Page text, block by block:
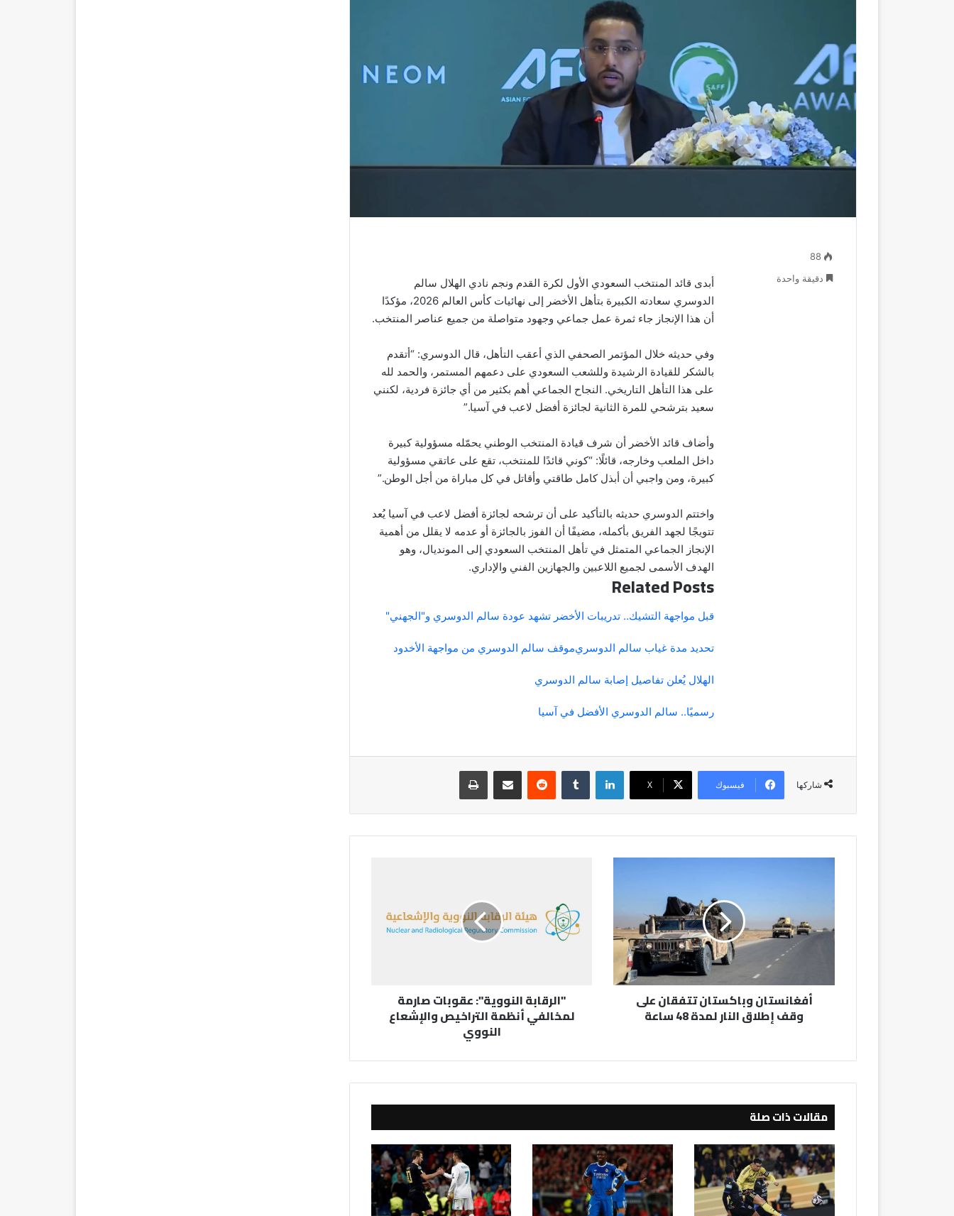
أبدى قائد المنتخب السعودي الأول لكرة القدم ونجم نادي الهلال سالم
الدوسري سعادته الكبيرة بتأهل الأخضر إلى نهائيات كأس العالم 2026، مؤكدًا
أن هذا الإنجاز جاء ثمرة عمل جماعي وجهود متواصلة من جميع عناصر المنتخب.
وفي حديثه خلال المؤتمر الصحفي الذي أعقب التأهل، قال الدوسري: “أتقدم
بالشكر للقيادة الرشيدة وللشعب السعودي على دعمهم المستمر، والحمد لله
على هذا التأهل التاريخي. النجاح الجماعي أهم بكثير من أي جائزة فردية، لكنني
سعيد بترشحي للمرة الثانية لجائزة أفضل لاعب في آسيا.”
وأضاف قائد الأخضر أن شرف قيادة المنتخب الوطني يحمّله مسؤولية كبيرة
داخل الملعب وخارجه، قائلًا: “كوني قائدًا للمنتخب، تقع على عاتقي مسؤولية
كبيرة، ومن واجبي أن أبذل كامل طاقتي وأقاتل في كل مباراة من أجل الوطن.”
واختتم الدوسري حديثه بالتأكيد على أن ترشحه لجائزة أفضل لاعب في آسيا يُعد
تتويجًا لجهد الفريق بأكمله، مضيفًا أن الفوز بالجائزة أو عدمه لا يقلل من أهمية
الإنجاز الجماعي المتمثل في تأهل المنتخب السعودي إلى المونديال، وهو
الهدف الأسمى لجميع اللاعبين والجهازين الفني والإداري.
Related Posts
قبل مواجهة التشيك.. تدريبات الأخضر تشهد عودة سالم الدوسري و"الجهني"
تحديد مدة غياب سالم الدوسريموقف سالم الدوسري من مواجهة الأخدود
الهلال يُعلن تفاصيل إصابة سالم الدوسري
رسميًا.. سالم الدوسري الأفضل في آسيا
88
دقيقة واحدة
شاركها فيسبوك ‫X
لينكدإن مشاركة عبر البريد طباعة
إطلاق
48
أفغانستان وباكستان تتفقان على
وقف إطلاق النار لمدة 48 ساعة
صارمة
لمخالفي
أنظمة
"الرقابة النووية": عقوبات صارمة
لمخالفي أنظمة التراخيص والإشعاع
النووي
مقالات ذات صلة